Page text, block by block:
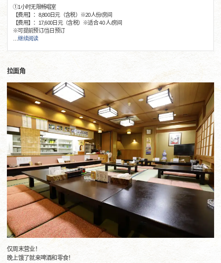
①1小时无限畅唱室
【费用】：8,800日元（含税）※20人份/房间
【费用】：17,600日元（含税）※适合 40 人/房间
※可提前预订/当日预订
…继续阅读
拉面角
仅周末营业！
晚上饿了就来啤酒和零食！